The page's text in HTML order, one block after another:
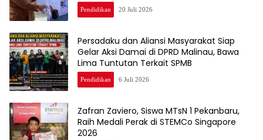
Pendidikan 20 Juli 2026
Persadaku dan Aliansi Masyarakat Siap
Gelar Aksi Damai di DPRD Malinau, Bawa
Lima Tuntutan Terkait SPMB
Pendidikan 6 Juli 2026
Zafran Zaviero, Siswa MTsN 1 Pekanbaru,
Raih Medali Perak di STEMCo Singapore
2026